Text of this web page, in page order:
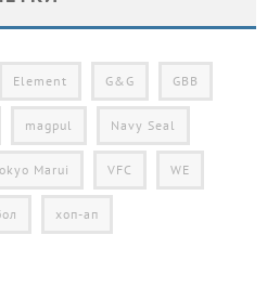
Element G&G GBB
magpul Navy Seal
Marui VFC WE
хоп-ап